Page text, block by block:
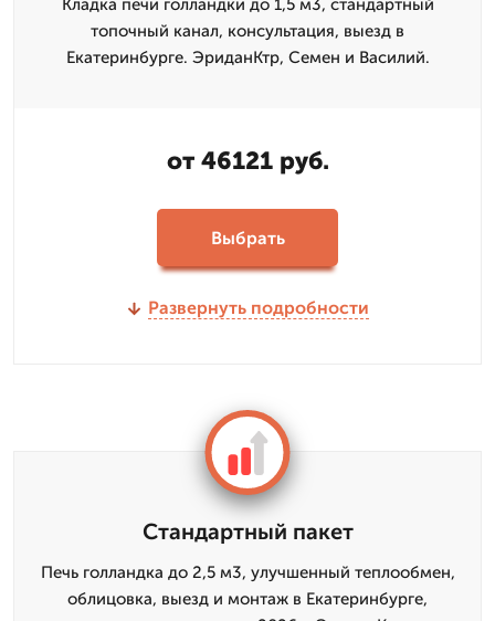
Кладка печи голландки до 1,5 м3, стандартный
топочный канал, консультация, выезд в
Екатеринбурге. ЭриданКтр, Семен и Василий.
от 46121 руб.
Выбрать
Развернуть подробности
Стандартный пакет
Печь голландка до 2,5 м3, улучшенный теплообмен,
облицовка, выезд и монтаж в Екатеринбурге,